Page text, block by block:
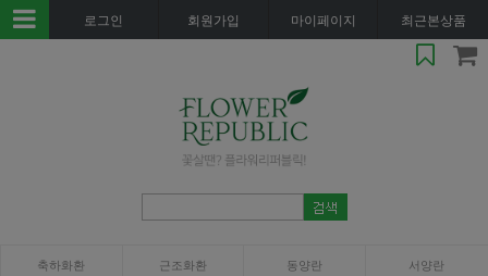
로그인 회원가입 마이페이지 최근본상품
축하화환 근조화환 동양란 서양란